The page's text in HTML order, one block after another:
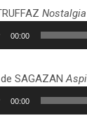
Nostalgia
00:00
SAGAZAN
00:00